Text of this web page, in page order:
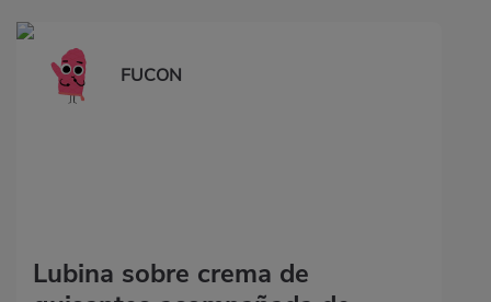
FUCON
Lubina sobre crema de